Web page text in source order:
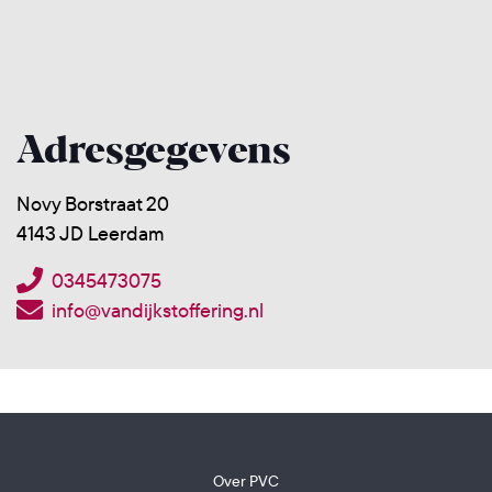
Adresgegevens
Novy Borstraat 20
4143 JD Leerdam
0345473075
info@vandijkstoffering.nl
Over PVC